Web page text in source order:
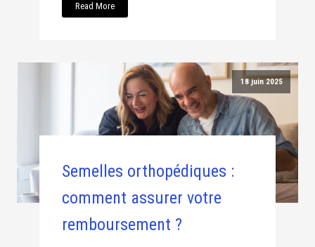
Read More
18 juin 2025
Semelles orthopédiques :
comment assurer votre
remboursement ?